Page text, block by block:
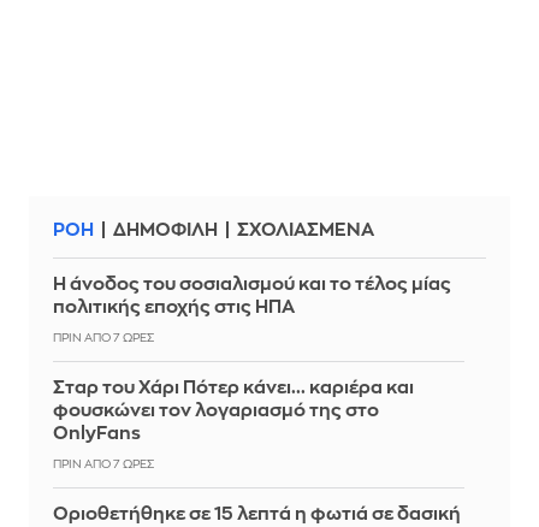
ΡΟΗ ΔΗΜΟΦΙΛΗ ΣΧΟΛΙΑΣΜΕΝΑ
Η άνοδος του σοσιαλισμού και το τέλος μίας
πολιτικής εποχής στις ΗΠΑ
ΠΡΙΝ ΑΠΌ 7 ΏΡΕΣ
Σταρ του Χάρι Πότερ κάνει... καριέρα και
φουσκώνει τον λογαριασμό της στο
OnlyFans
ΠΡΙΝ ΑΠΌ 7 ΏΡΕΣ
Οριοθετήθηκε σε 15 λεπτά η φωτιά σε δασική